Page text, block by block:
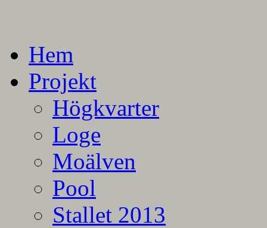
Hem
Projekt
Högkvarter
Loge
Moälven
Pool
Stallet 2013